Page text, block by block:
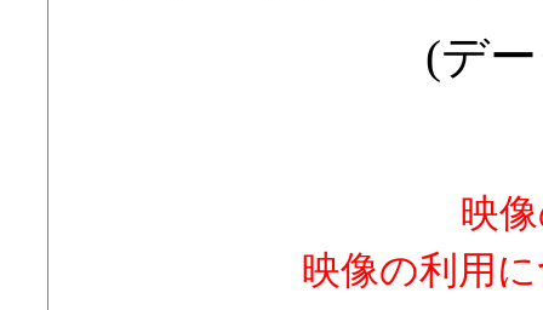
(デ
映
映像の利用